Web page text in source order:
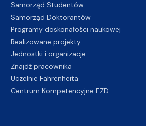
Samorząd Studentów
Samorząd Doktorantów
Programy doskonałości naukowej
Realizowane projekty
Jednostki i organizacje
Znajdź pracownika
Uczelnie Fahrenheita
Centrum Kompetencyjne EZD